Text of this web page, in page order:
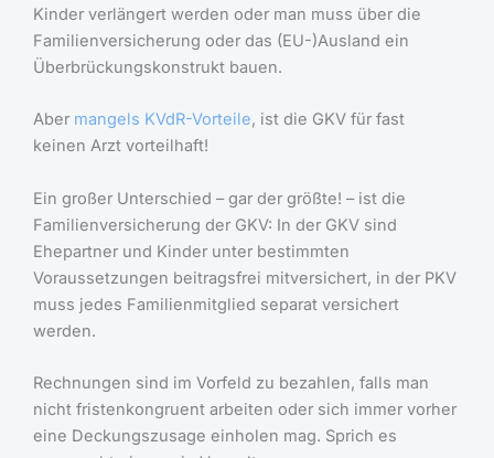
Kinder verlängert werden oder man muss über die
Familienversicherung oder das (EU-)Ausland ein
Überbrückungskonstrukt bauen.
Aber mangels KVdR-Vorteile, ist die GKV für fast
keinen Arzt vorteilhaft!
Ein großer Unterschied – gar der größte! – ist die
Familienversicherung der GKV: In der GKV sind
Ehepartner und Kinder unter bestimmten
Voraussetzungen beitragsfrei mitversichert, in der PKV
muss jedes Familienmitglied separat versichert
werden.
Rechnungen sind im Vorfeld zu bezahlen, falls man
nicht fristenkongruent arbeiten oder sich immer vorher
eine Deckungszusage einholen mag. Sprich es